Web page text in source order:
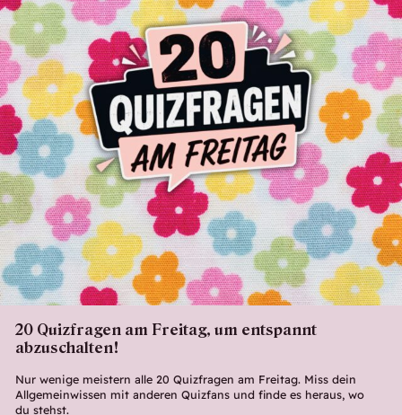
20 Quizfragen am Freitag, um entspannt
abzuschalten!
Nur wenige meistern alle 20 Quizfragen am Freitag. Miss dein
Allgemeinwissen mit anderen Quizfans und finde es heraus, wo
du stehst.